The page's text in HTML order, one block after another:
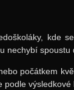
kde
počátkem
podle výsledkové